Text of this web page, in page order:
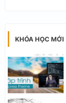
KHÓA HỌC MỚI